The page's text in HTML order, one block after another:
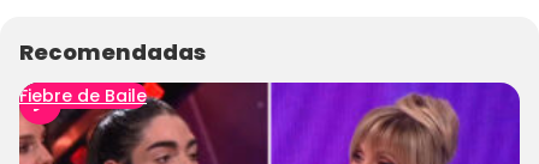
Recomendadas
Fiebre de Baile